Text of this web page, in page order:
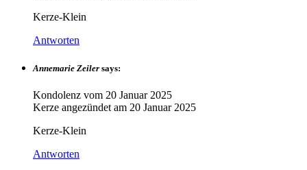
Kerze-Klein
Antworten
Annemarie Zeiler says:
Kondolenz vom 20 Januar 2025
Kerze angezündet am 20 Januar 2025
Kerze-Klein
Antworten